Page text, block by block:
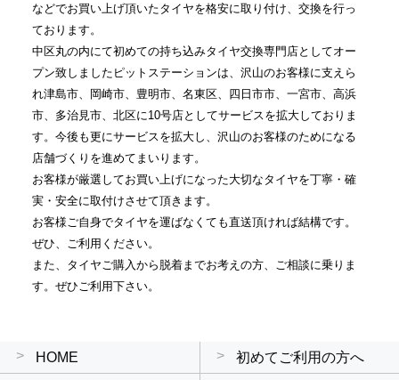
などでお買い上げ頂いたタイヤを格安に取り付け、交換を行っ
ております。
中区丸の内にて初めての持ち込みタイヤ交換専門店としてオー
プン致しましたピットステーションは、沢山のお客様に支えら
れ津島市、岡崎市、豊明市、名東区、四日市市、一宮市、高浜
市、多治見市、北区に10号店としてサービスを拡大しておりま
す。今後も更にサービスを拡大し、沢山のお客様のためになる
店舗づくりを進めてまいります。
お客様が厳選してお買い上げになった大切なタイヤを丁寧・確
実・安全に取付けさせて頂きます。
お客様ご自身でタイヤを運ばなくても直送頂ければ結構です。
ぜひ、ご利用ください。
また、タイヤご購入から脱着までお考えの方、ご相談に乗りま
す。ぜひご利用下さい。
HOME 初めてご利用の方へ